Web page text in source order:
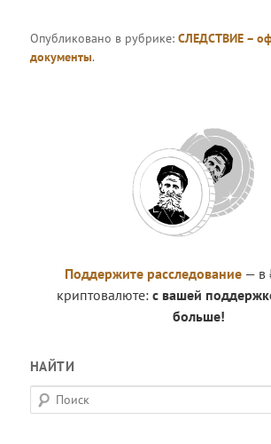
Опубликовано в рубрике:СЛЕДСТВИЕ –
документы.
Поддержите расследование — в
криптовалюте: с вашей
больше!
НАЙТИ
П
о